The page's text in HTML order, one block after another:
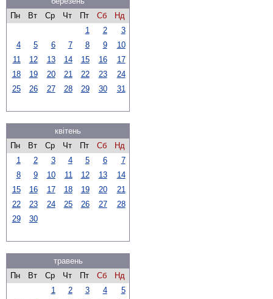
Пн
Вт Ср Чт Пт Сб
Нд
1
2
3
4
5 6 7 8 9
10
11
12 13 14 15 16
17
18
19 20 21 22 23
24
25
26 27 28 29 30 31
квітень
Пн
Вт Ср Чт Пт Сб
Нд
1
2 3 4 5 6
7
8
9 10 11 12 13
14
15
16 17 18 19 20
21
22
23 24 25 26 27
28
29
30
травень
Пн
Вт Ср Чт Пт Сб
Нд
1
2 3 4
5